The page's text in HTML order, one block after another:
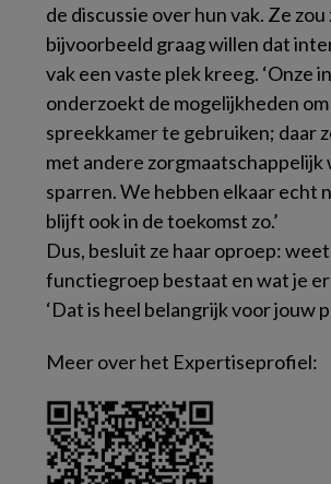
de discussie over hun vak. Ze zou
bijvoorbeeld graag willen dat
vak een vaste plek kreeg. ‘Onze
onderzoekt de mogelijkheden om
spreekkamer te gebruiken; daar
met andere zorgmaatschappelijk
sparren. We hebben elkaar echt
blijft ook in de toekomst zo.’
Dus, besluit ze haar oproep:
functiegroep bestaat en wat je
‘Dat is heel belangrijk voor jouw
Meer over het Expertiseprofiel: